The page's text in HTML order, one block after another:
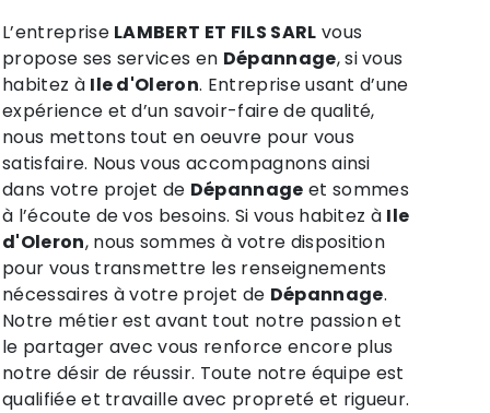
L’entreprise LAMBERT ET FILS SARL vous
propose ses services en Dépannage, si vous
habitez à Ile d'Oleron. Entreprise usant d’une
expérience et d’un savoir-faire de qualité,
nous mettons tout en oeuvre pour vous
satisfaire. Nous vous accompagnons ainsi
dans votre projet de Dépannage et sommes
à l’écoute de vos besoins. Si vous habitez à Ile
d'Oleron, nous sommes à votre disposition
pour vous transmettre les renseignements
nécessaires à votre projet de Dépannage.
Notre métier est avant tout notre passion et
le partager avec vous renforce encore plus
notre désir de réussir. Toute notre équipe est
qualifiée et travaille avec propreté et rigueur.